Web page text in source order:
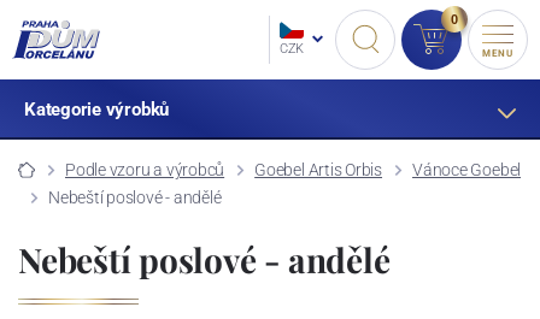
CZK
0
MENU
Kategorie výrobků
Podle vzoru a výrobců Goebel Artis Orbis
Vánoce Goebel
Nebeští poslové - andělé
Nebeští poslové - andělé